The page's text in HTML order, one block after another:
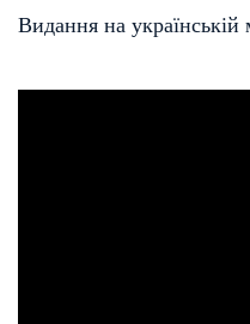
Видання на українській